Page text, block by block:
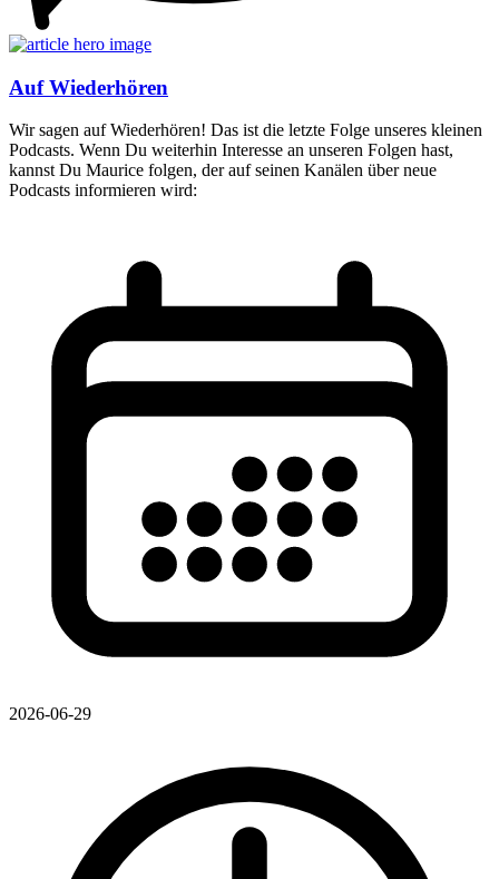
Auf Wiederhören
Wir sagen auf Wiederhören! Das ist die letzte Folge unseres kleinen
Podcasts. Wenn Du weiterhin Interesse an unseren Folgen hast,
kannst Du Maurice folgen, der auf seinen Kanälen über neue
Podcasts informieren wird:
2026-06-29